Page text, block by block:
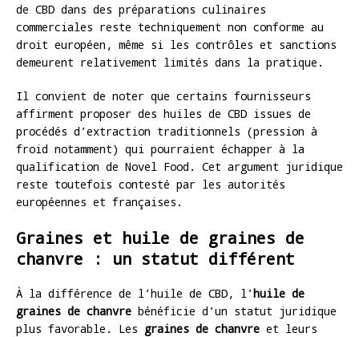
de CBD dans des préparations culinaires
commerciales reste techniquement non conforme au
droit européen, même si les contrôles et sanctions
demeurent relativement limités dans la pratique.
Il convient de noter que certains fournisseurs
affirment proposer des huiles de CBD issues de
procédés d’extraction traditionnels (pression à
froid notamment) qui pourraient échapper à la
qualification de Novel Food. Cet argument juridique
reste toutefois contesté par les autorités
européennes et françaises.
Graines et huile de graines de
chanvre : un statut différent
À la différence de l’huile de CBD, l’huile de
graines de chanvre bénéficie d’un statut juridique
plus favorable. Les graines de chanvre et leurs